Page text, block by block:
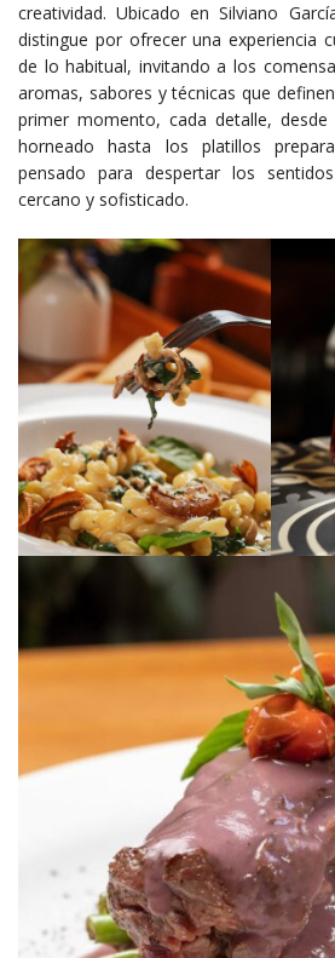
creatividad. Ubicado en Silviano
distingue por ofrecer una experiencia
de lo habitual, invitando a los
aromas, sabores y técnicas que
primer momento, cada detalle,
horneado hasta los platillos
pensado para despertar los
cercano y sofisticado.